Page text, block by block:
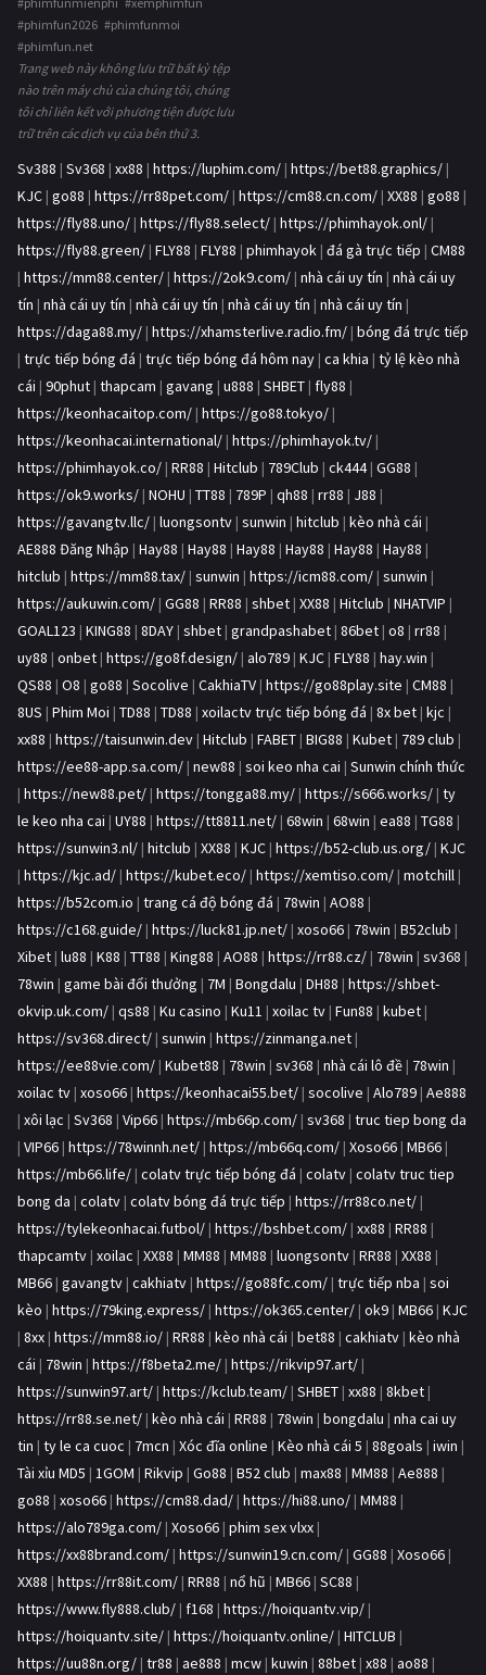
#phimfun2026 #phimfunmoi
#phimfun.net
Trang web này không lưu trữ bất kỳ tệp
nào trên máy chủ của chúng tôi, chúng
tôi chỉ liên kết với phương tiện được lưu
trữ trên các dịch vụ của bên thứ 3.
Sv388 | Sv368 | xx88 | https://luphim.com/ | https://bet88.graphics/ |
KJC | go88 | https://rr88pet.com/ | https://cm88.cn.com/ | XX88 | go88 |
https://fly88.uno/ | https://fly88.select/ | https://phimhayok.onl/ |
https://fly88.green/ | FLY88 | FLY88 | phimhayok | đá gà trực tiếp | CM88
| https://mm88.center/ | https://2ok9.com/ | nhà cái uy tín | nhà cái uy
tín | nhà cái uy tín | nhà cái uy tín | nhà cái uy tín | nhà cái uy tín |
https://daga88.my/ | https://xhamsterlive.radio.fm/ | bóng đá trực tiếp
| trực tiếp bóng đá | trực tiếp bóng đá hôm nay | ca khia | tỷ lệ kèo nhà
cái | 90phut | thapcam | gavang | u888 | SHBET | fly88 |
https://keonhacaitop.com/ | https://go88.tokyo/ |
https://keonhacai.international/ | https://phimhayok.tv/ |
https://phimhayok.co/ | RR88 | Hitclub | 789Club | ck444| GG88 |
https://ok9.works/ | NOHU | TT88 | 789P | qh88 | rr88 | J88 |
https://gavangtv.llc/ | luongsontv | sunwin | hitclub | kèo nhà cái |
AE888 Đăng Nhập | Hay88 | Hay88 | Hay88 | Hay88 | Hay88 | Hay88 |
hitclub | https://mm88.tax/ | sunwin | https://icm88.com/ | sunwin |
https://aukuwin.com/ | GG88 | RR88 | shbet | XX88 | Hitclub | NHATVIP |
GOAL123 | KING88 | 8DAY | shbet | grandpashabet | 86bet | o8 | rr88 |
uy88 | onbet | https://go8f.design/ | alo789 | KJC | FLY88 | hay.win |
QS88 | O8 | go88 | Socolive | CakhiaTV | https://go88play.site | CM88 |
8US | Phim Moi | TD88 | TD88 | xoilactv trực tiếp bóng đá | 8x bet | kjc |
xx88 | https://taisunwin.dev | Hitclub | FABET | BIG88 | Kubet | 789 club |
https://ee88-app.sa.com/ | new88 | soi keo nha cai | Sunwin chính thức
| https://new88.pet/ | https://tongga88.my/ | https://s666.works/ | ty
le keo nha cai | UY88 | https://tt8811.net/ | 68win | 68win | ea88 | TG88 |
https://sunwin3.nl/ | hitclub | XX88 | KJC | https://b52-club.us.org/ | KJC
| https://kjc.ad/ | https://kubet.eco/ | https://xemtiso.com/ | motchill |
https://b52com.io | trang cá độ bóng đá | 78win | AO88 |
https://c168.guide/ | https://luck81.jp.net/ | xoso66 | 78win | B52club |
Xibet | lu88 | K88 | TT88 | King88 | AO88 | https://rr88.cz/ | 78win | sv368 |
78win | game bài đổi thưởng | 7M | Bongdalu | DH88 | https://shbet-
okvip.uk.com/ | qs88 | Ku casino | Ku11 | xoilac tv | Fun88 | kubet |
https://sv368.direct/ | sunwin | https://zinmanga.net |
https://ee88vie.com/ | Kubet88 | 78win | sv368 | nhà cái lô đề | 78win |
xoilac tv | xoso66 | https://keonhacai55.bet/ | socolive | Alo789 | Ae888
| xôi lạc | Sv368 | Vip66 | https://mb66p.com/ | sv368 | truc tiep bong da
| VIP66 | https://78winnh.net/ | https://mb66q.com/ | Xoso66 | MB66 |
https://mb66.life/ | colatv trực tiếp bóng đá | colatv | colatv truc tiep
bong da | colatv | colatv bóng đá trực tiếp | https://rr88co.net/ |
https://tylekeonhacai.futbol/ | https://bshbet.com/ | xx88 | RR88 |
thapcamtv | xoilac | XX88 | MM88 | MM88 | luongsontv | RR88 | XX88 |
MB66 | gavangtv | cakhiatv | https://go88fc.com/ | trực tiếp nba | soi
kèo | https://79king.express/ | https://ok365.center/ | ok9 | MB66 | KJC
| 8xx | https://mm88.io/ | RR88 | kèo nhà cái | bet88 | cakhiatv | kèo nhà
cái | 78win | https://f8beta2.me/ | https://rikvip97.art/ |
https://sunwin97.art/ | https://kclub.team/ | SHBET | xx88 | 8kbet |
https://rr88.se.net/ | kèo nhà cái | RR88 | 78win | bongdalu | nha cai uy
tin | ty le ca cuoc | 7mcn | Xóc đĩa online | Kèo nhà cái 5 | 88goals | iwin |
Tài xỉu MD5 | 1GOM | Rikvip | Go88 | B52 club | max88 | MM88 | Ae888 |
go88 | xoso66 | https://cm88.dad/ | https://hi88.uno/ | MM88 |
https://alo789ga.com/ | Xoso66 | phim sex vlxx |
https://xx88brand.com/ | https://sunwin19.cn.com/ | GG88 | Xoso66 |
XX88 | https://rr88it.com/ | RR88 | nổ hũ | MB66 | SC88 |
https://www.fly888.club/ | f168 | https://hoiquantv.vip/ |
https://hoiquantv.site/ | https://hoiquantv.online/ | HITCLUB |
https://uu88n.org/ | tr88 | ae888 | mcw | kuwin | 88bet | x88 | ao88 |